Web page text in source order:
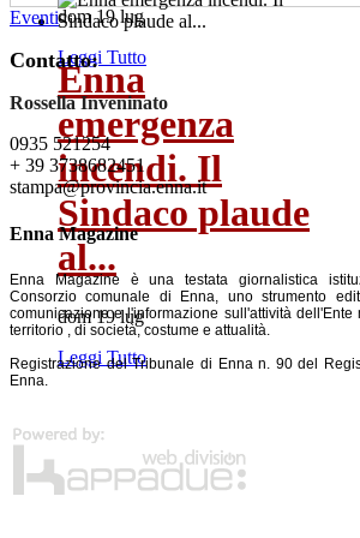
dom 19 lug
Leggi Tutto
Enna
emergenza
incendi. Il
Sindaco plaude
al...
dom 19 lug
Leggi Tutto
Eventi
Contatto:
Rossella Inveninato
0935 521254
+ 39 3738682451
stampa@provincia.enna.it
Enna Magazine
Enna Magazine è una testata giornalistica
Consorzio comunale di Enna, uno strumento
comunicazione e l'informazione sull'attività
territorio , di società, costume e attualità.
Registrazione del Tribunale di Enna n. 90 del
Enna.